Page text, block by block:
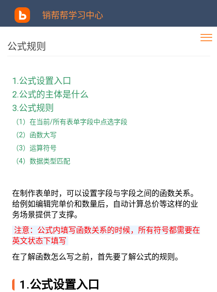
销帮帮学习中心
公式规则
1.公式设置入口
2.公式的主体是什么
3.公式规则
（1）在当前/所有表单字段中点选字段
（2）函数大写
（3）运算符号
（4）数据类型匹配
在制作表单时，可以设置字段与字段之间的函数关系。
给例如编辑完单价和数量后，自动计算总价等这样的业
务场景提供了支撑。
注意：公式内填写函数关系的时候，所有符号都需要在
英文状态下填写
在了解函数怎么写之前，首先要了解公式的规则。
1.公式设置入口